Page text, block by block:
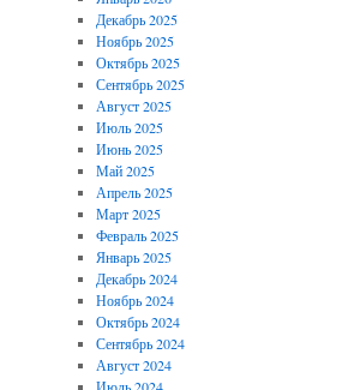
Декабрь 2025
Ноябрь 2025
Октябрь 2025
Сентябрь 2025
Август 2025
Июль 2025
Июнь 2025
Май 2025
Апрель 2025
Март 2025
Февраль 2025
Январь 2025
Декабрь 2024
Ноябрь 2024
Октябрь 2024
Сентябрь 2024
Август 2024
Июль 2024